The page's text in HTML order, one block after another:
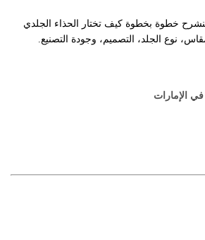
خطوة بخطوة كيف تختار الحذاء الجلدي
نوع الجلد، التصميم، وجودة التصنيع.